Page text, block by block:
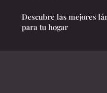
Descubre las mejores
para tu hogar